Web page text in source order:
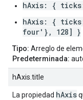
hAxis: { ticks:
hAxis: {
four'}, 128] }
Tipo: Arreglo de
Predeterminada:
hAxis.title
La propiedad hAxis